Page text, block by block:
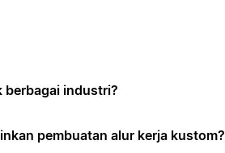
industri?
pembuatan alur kerja kustom?